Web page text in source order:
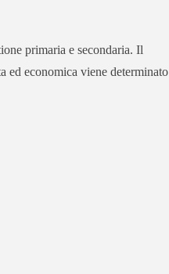
primaria e secondaria. Il
ed economica viene determinato